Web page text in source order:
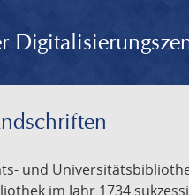
und
im Jahr 1734